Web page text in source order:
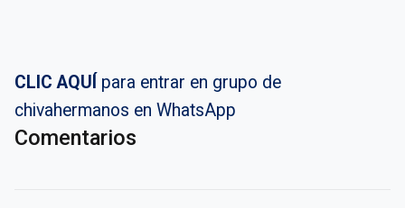
CLIC AQUÍ para entrar en grupo de
chivahermanos en WhatsApp
Comentarios